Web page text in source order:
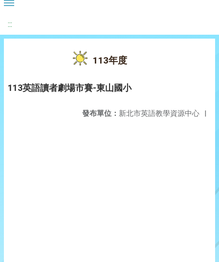
:::
113年度
113英語讀者劇場市賽-東山國小
發布單位： 新北市英語教學資源中心 |